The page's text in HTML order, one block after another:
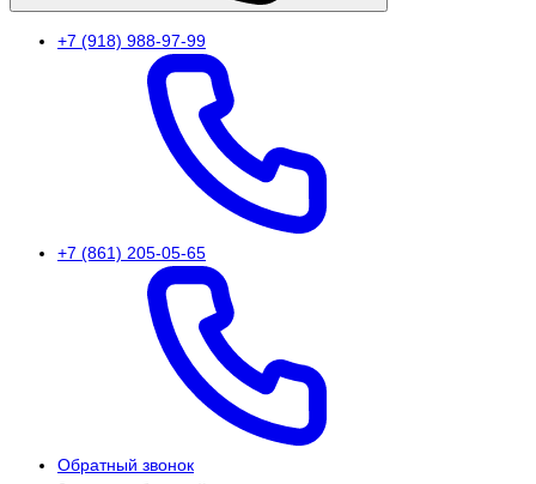
+7 (918) 988-97-99
+7 (861) 205-05-65
Обратный звонок